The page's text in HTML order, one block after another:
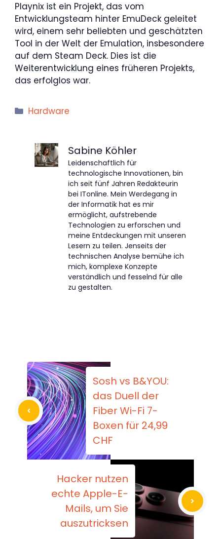
Playnix ist ein Projekt, das vom
Entwicklungsteam hinter EmuDeck geleitet
wird, einem sehr beliebten und geschätzten
Tool in der Welt der Emulation, insbesondere
auf dem Steam Deck. Dies ist die
Weiterentwicklung eines früheren Projekts,
das erfolglos war.
Kategorien
Hardware
Sabine Köhler
Leidenschaftlich für
technologische Innovationen, bin
ich seit fünf Jahren Redakteurin
bei ITonline. Mein Werdegang in
der Informatik hat es mir
ermöglicht, aufstrebende
Technologien zu erforschen und
meine Entdeckungen mit unseren
Lesern zu teilen. Jenseits der
technischen Analyse bemühe ich
mich, komplexe Konzepte
verständlich und fesselnd für alle
zu gestalten.
Sosh vs B&YOU:
das Duell der
Fiber Wi-Fi 7-
Boxen für 24,99
CHF
Hacker nutzen
echte Apple-E-
Mails, um Sie
auszutricksen